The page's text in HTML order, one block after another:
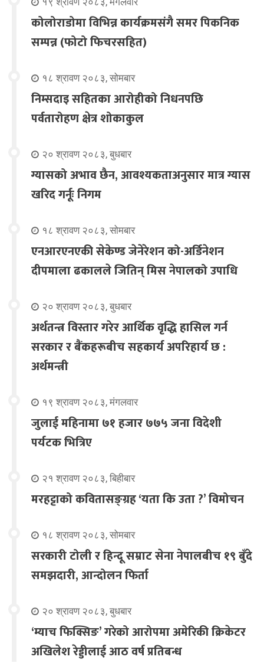
कोलोराडोमा विभिन्न कार्यक्रमसंगै समर पिकनिक
सम्पन्न (फोटो फिचरसहित)
१८ श्रावण २०८३, सोमबार
निम्सदाइ सहितका आरोहीको निधनपछि
पर्वतारोहण क्षेत्र शोकाकुल
२० श्रावण २०८३, बुधबार
ग्यासको अभाव छैन, आवश्यकताअनुसार मात्र ग्यास
खरिद गर्नूः निगम
१८ श्रावण २०८३, सोमबार
एनआरएनएकी सेकेण्ड जेनेरेशन को-अर्डिनेशन
दीपमाला ढकालले जितिन् मिस नेपालको उपाधि
२० श्रावण २०८३, बुधबार
अर्थतन्त्र विस्तार गरेर आर्थिक वृद्धि हासिल गर्न
सरकार र बैंकहरूबीच सहकार्य अपरिहार्य छ :
अर्थमन्त्री
१९ श्रावण २०८३, मंगलवार
जुलाई महिनामा ७१ हजार ७७५ जना विदेशी
पर्यटक भित्रिए
२१ श्रावण २०८३, बिहीबार
मरहट्टाको कवितासङ्ग्रह ‘यता कि उता ?’ विमोचन
१८ श्रावण २०८३, सोमबार
सरकारी टोली र हिन्दू सम्राट सेना नेपालबीच १९ बुँदे
समझदारी, आन्दोलन फिर्ता
२० श्रावण २०८३, बुधबार
‘म्याच फिक्सिङ’ गरेको आरोपमा अमेरिकी क्रिकेटर
अखिलेश रेड्डीलाई आठ वर्ष प्रतिबन्ध